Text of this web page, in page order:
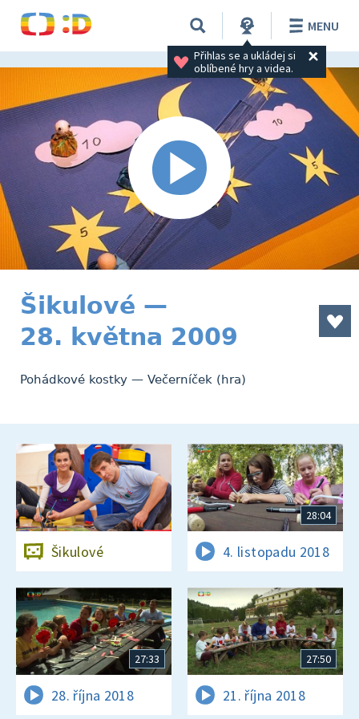
Přihlas se a ukládej si
oblíbené hry a videa.
MENU
Šikulové —
28. května 2009
Pohádkové kostky — Večerníček (hra)
Šikulové
28:04
4. listopadu 2018
27:33
28. října 2018
27:50
21. října 2018